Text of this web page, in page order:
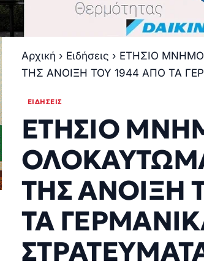
Αρχική › Ειδήσεις › ΕΤΗΣΙΟ
ΤΗΣ ΑΝΟΙΞΗ ΤΟΥ 1944 ΑΠΟ ΤΑ
ΕΙΔΉΣΕΙΣ
ΕΤΗΣΙΟ
ΤΗΣ ΑΝΟΙΞΗ
ΤΑ